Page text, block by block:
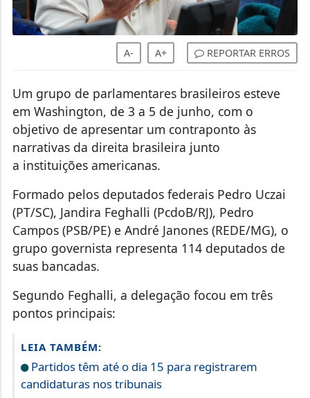
A- A+ REPORTAR ERROS
Um grupo de parlamentares brasileiros esteve
em Washington, de 3 a 5 de junho, com o
objetivo de apresentar um contraponto às
narrativas da direita brasileira junto
a instituições americanas.
Formado pelos deputados federais Pedro Uczai
(PT/SC), Jandira Feghalli (PcdoB/RJ), Pedro
Campos (PSB/PE) e André Janones (REDE/MG), o
grupo governista representa 114 deputados de
suas bancadas.
Segundo Feghalli, a delegação focou em três
pontos principais:
LEIA TAMBÉM:
Partidos têm até o dia 15 para registrarem
candidaturas nos tribunais